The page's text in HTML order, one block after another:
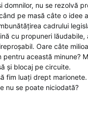
domnilor, nu se rezolvă
pe masă câte o idee
cadrului
cu propuneri lăudabile,
Oare câte
pentru această minune?
și blocaj pe circuite.
fim luați drept
nu se poate niciodată?